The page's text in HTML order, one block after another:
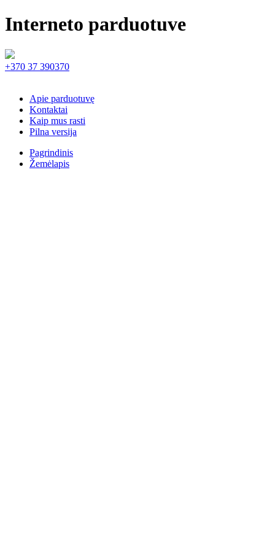
Interneto parduotuve
+370 37 390370
Apie parduotuvę
Kontaktai
Kaip mus rasti
Pilna versija
Pagrindinis
Žemėlapis